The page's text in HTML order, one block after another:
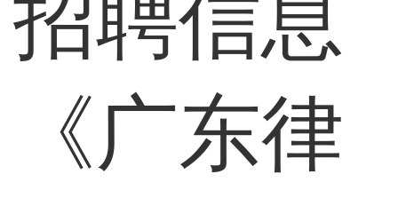
招聘信息
《广东律